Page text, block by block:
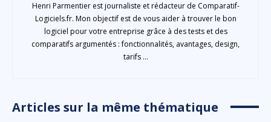
Henri Parmentier est journaliste et rédacteur de Comparatif-
Logiciels.fr. Mon objectif est de vous aider à trouver le bon
logiciel pour votre entreprise grâce à des tests et des
comparatifs argumentés : fonctionnalités, avantages, design,
tarifs ...
Articles sur la même thématique